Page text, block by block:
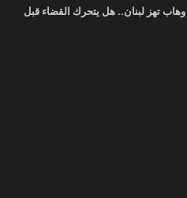
وهاب تهز لبنان.. هل يتحرك القضاء قبل